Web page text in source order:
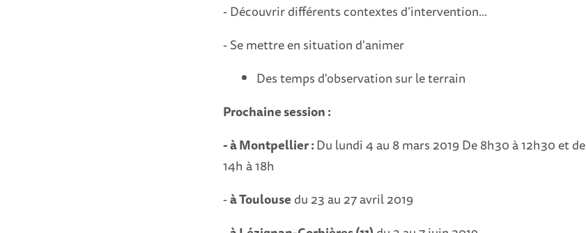
- Découvrir différents contextes d’intervention...
- Se mettre en situation d'animer
Des temps d'observation sur le terrain
Prochaine session :
- à Montpellier :Du lundi 4 au 8 mars 2019 De 8h30 à 12h30 et de
14h à 18h
-à Toulouse du 23 au 27 avril 2019